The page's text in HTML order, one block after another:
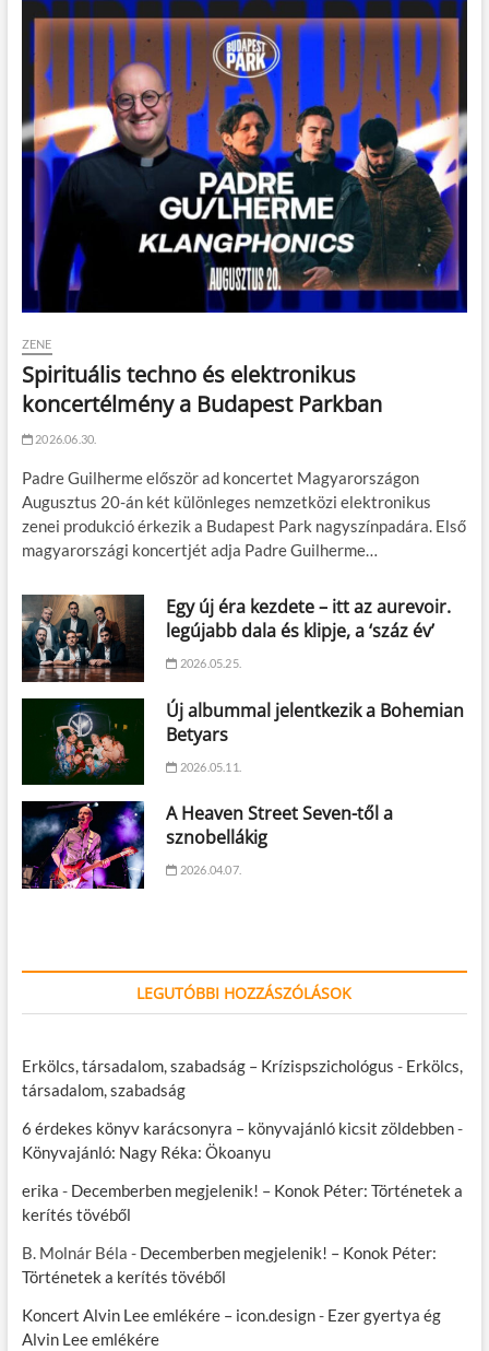
ZENE
Spirituális techno és elektronikus
koncertélmény a Budapest Parkban
2026.06.30.
Padre Guilherme először ad koncertet Magyarországon
Augusztus 20-án két különleges nemzetközi elektronikus
zenei produkció érkezik a Budapest Park nagyszínpadára. Első
magyarországi koncertjét adja Padre Guilherme…
Egy új éra kezdete – itt az aurevoir.
legújabb dala és klipje, a ‘száz év’
2026.05.25.
Új albummal jelentkezik a Bohemian
Betyars
2026.05.11.
A Heaven Street Seven-től a
sznobellákig
2026.04.07.
LEGUTÓBBI HOZZÁSZÓLÁSOK
Erkölcs, társadalom, szabadság – Krízispszichológus - Erkölcs,
társadalom, szabadság
6 érdekes könyv karácsonyra – könyvajánló kicsit zöldebben-
Könyvajánló: Nagy Réka: Ökoanyu
erika - Decemberben megjelenik! – Konok Péter: Történetek a
kerítés tövéből
B. Molnár Béla - Decemberben megjelenik! – Konok Péter:
Történetek a kerítés tövéből
Koncert Alvin Lee emlékére – icon.design- Ezer gyertya ég
Alvin Lee emlékére